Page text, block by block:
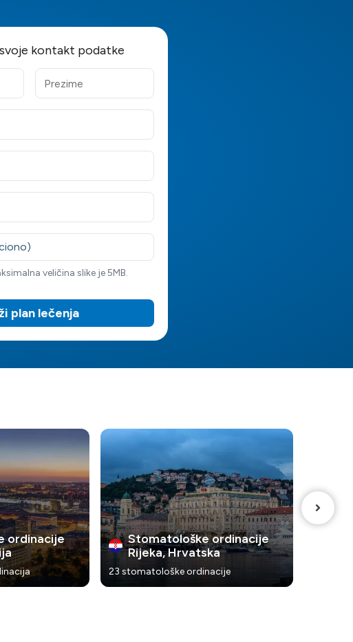
kontakt podatke
veličina slike je 5MB.
plan lečenja
ordinacije
Stomatološke ordinacije
Rijeka, Hrvatska
23 stomatološke ordinacije